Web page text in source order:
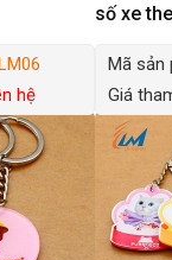
hệ
số xe
Mã sản
Giá